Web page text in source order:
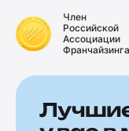
Член
Российской
Ассоциации
Франчайзинга